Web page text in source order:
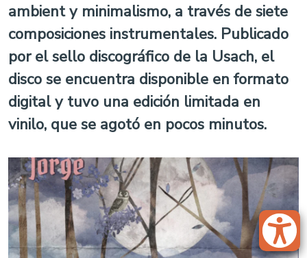
ambient y minimalismo, a través de siete
composiciones instrumentales. Publicado
por el sello discográfico de la Usach, el
disco se encuentra disponible en formato
digital y tuvo una edición limitada en
vinilo, que se agotó en pocos minutos.